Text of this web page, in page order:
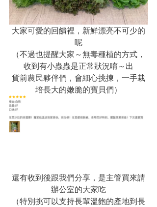
大家可愛的回饋裡，新鮮漂亮不可少的
呢
（不過也提醒大家～無毒種植的方式，
收到有小蟲蟲是正常狀況唷～出
貨前農民夥伴們，會細心挑揀，一手栽
培長大的嫩脆的寶貝們）
還有收到後跟我們分享，是主管買來請
辦公室的大家吃
（特別挑可以支持長輩溫飽的產地到長